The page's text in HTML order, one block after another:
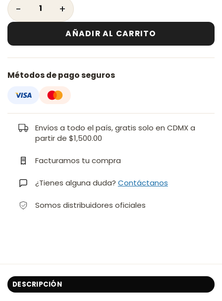
AÑADIR AL CARRITO
Métodos de pago seguros
Envíos a todo el país, gratis solo en CDMX a
partir de $1,500.00
Facturamos tu compra
¿Tienes alguna duda? Contáctanos
Somos distribuidores oficiales
DESCRIPCIÓN